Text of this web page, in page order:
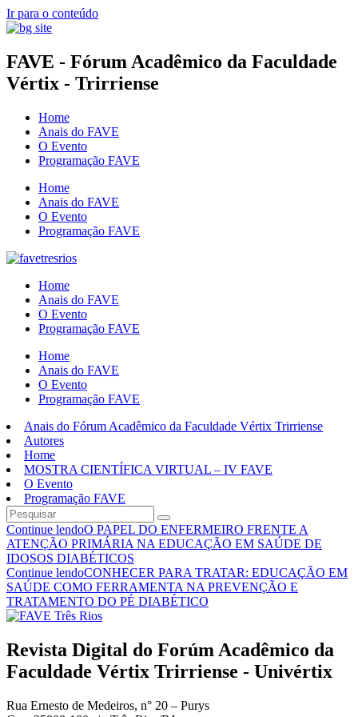
Ir para o conteúdo
FAVE - Fórum Acadêmico da Faculdade
Vértix - Trirriense
Home
Anais do FAVE
O Evento
Programação FAVE
Home
Anais do FAVE
O Evento
Programação FAVE
Home
Anais do FAVE
O Evento
Programação FAVE
Home
Anais do FAVE
O Evento
Programação FAVE
Anais do Fórum Acadêmico da Faculdade Vértix Trirriense
Autores
Home
MOSTRA CIENTÍFICA VIRTUAL – IV FAVE
O Evento
Programação FAVE
Continue lendoO PAPEL DO ENFERMEIRO FRENTE A
ATENÇÃO PRIMÁRIA NA EDUCAÇÃO EM SAÚDE DE
IDOSOS DIABÉTICOS
Continue lendoCONHECER PARA TRATAR: EDUCAÇÃO EM
SAÚDE COMO FERRAMENTA NA PREVENÇÃO E
TRATAMENTO DO PÉ DIABÉTICO
Revista Digital do Forúm Acadêmico da
Faculdade Vértix Trirriense - Univértix
Rua Ernesto de Medeiros, n° 20 – Purys